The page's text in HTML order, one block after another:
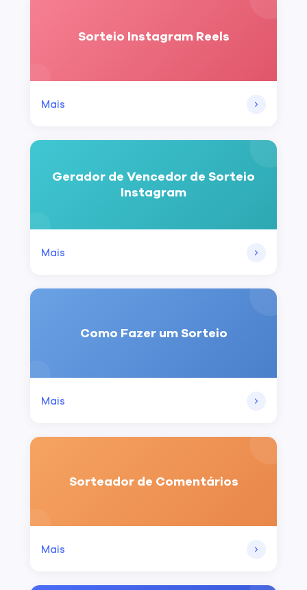
Sorteio Instagram Reels
Mais
Gerador de Vencedor de Sorteio
Instagram
Mais
Como Fazer um Sorteio
Mais
Sorteador de Comentários
Mais